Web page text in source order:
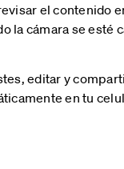
el contenido
la cámara se esté
editar y
en tu